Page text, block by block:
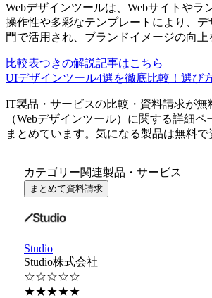
Webデザインツールは、Webサイトや
操作性や多彩なテンプレートにより、
門で活用され、ブランドイメージの向上
比較表つきの解説記事はこちら
UIデザインツール4選を徹底比較！選び
IT製品・サービスの比較・資料請求が無
（Webデザインツール）に関する詳細ペ
まとめています。気になる製品は無料で
カテゴリー関連製品・サービス
まとめて資料請求
Studio
Studio株式会社
☆☆☆☆☆
★★★★★